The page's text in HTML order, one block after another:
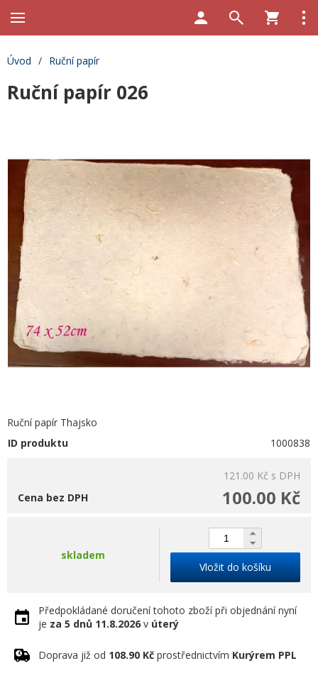
Úvod / Ruční papír
Ruční papír 026
Ruční papír Thajsko
ID produktu
1000838
121.00 Kč s DPH
100.00 Kč
Cena bez DPH
skladem
Vložit do košíku
Předpokládané doručení tohoto zboží při objednání nyní
je za 5 dnů 11.8.2026 v úterý
Doprava již od 108.90 Kč prostřednictvím Kurýrem PPL